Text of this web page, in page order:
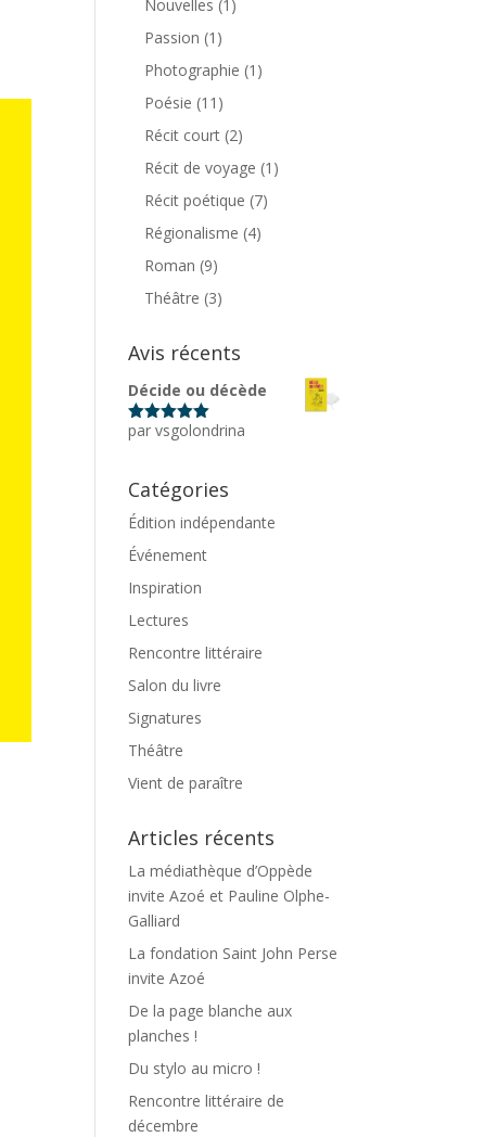
Nouvelles (1)
Passion (1)
Photographie (1)
Poésie (11)
Récit court (2)
Récit de voyage (1)
Récit poétique (7)
Régionalisme (4)
Roman (9)
Théâtre (3)
Avis récents
Décide ou décède
Note5sur
par vsgolondrina
Catégories
Édition indépendante
Événement
Inspiration
Lectures
Rencontre littéraire
Salon du livre
Signatures
Théâtre
Vient de paraître
Articles récents
La médiathèque d’Oppède
invite Azoé et Pauline Olphe-
Galliard
La fondation Saint John Perse
invite Azoé
De la page blanche aux
planches !
Du stylo au micro !
Rencontre littéraire de
décembre